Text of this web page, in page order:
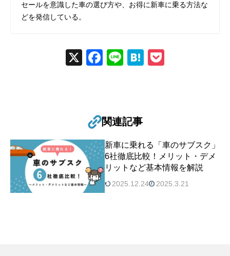
セールを意識した車の選び方や、お得に新車に乗る方法な
どを発信している。
X
Fac
Line
Hat
関連記事
新車に乗れる「車のサブスク」
6社徹底比較！メリット・デメ
リットなど基本情報を解説
2025.12.24 2025.3.21